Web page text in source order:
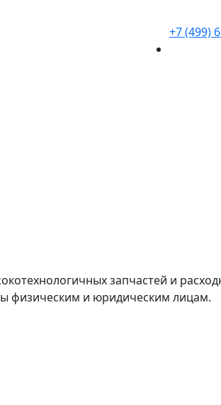
+7 (499)
запчастей и
физическим и юридическим лицам.